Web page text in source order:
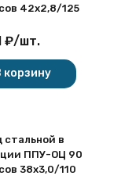
42х2,8/125
₽/шт.
корзину
стальной в
ППУ-ОЦ 90
38х3,0/110